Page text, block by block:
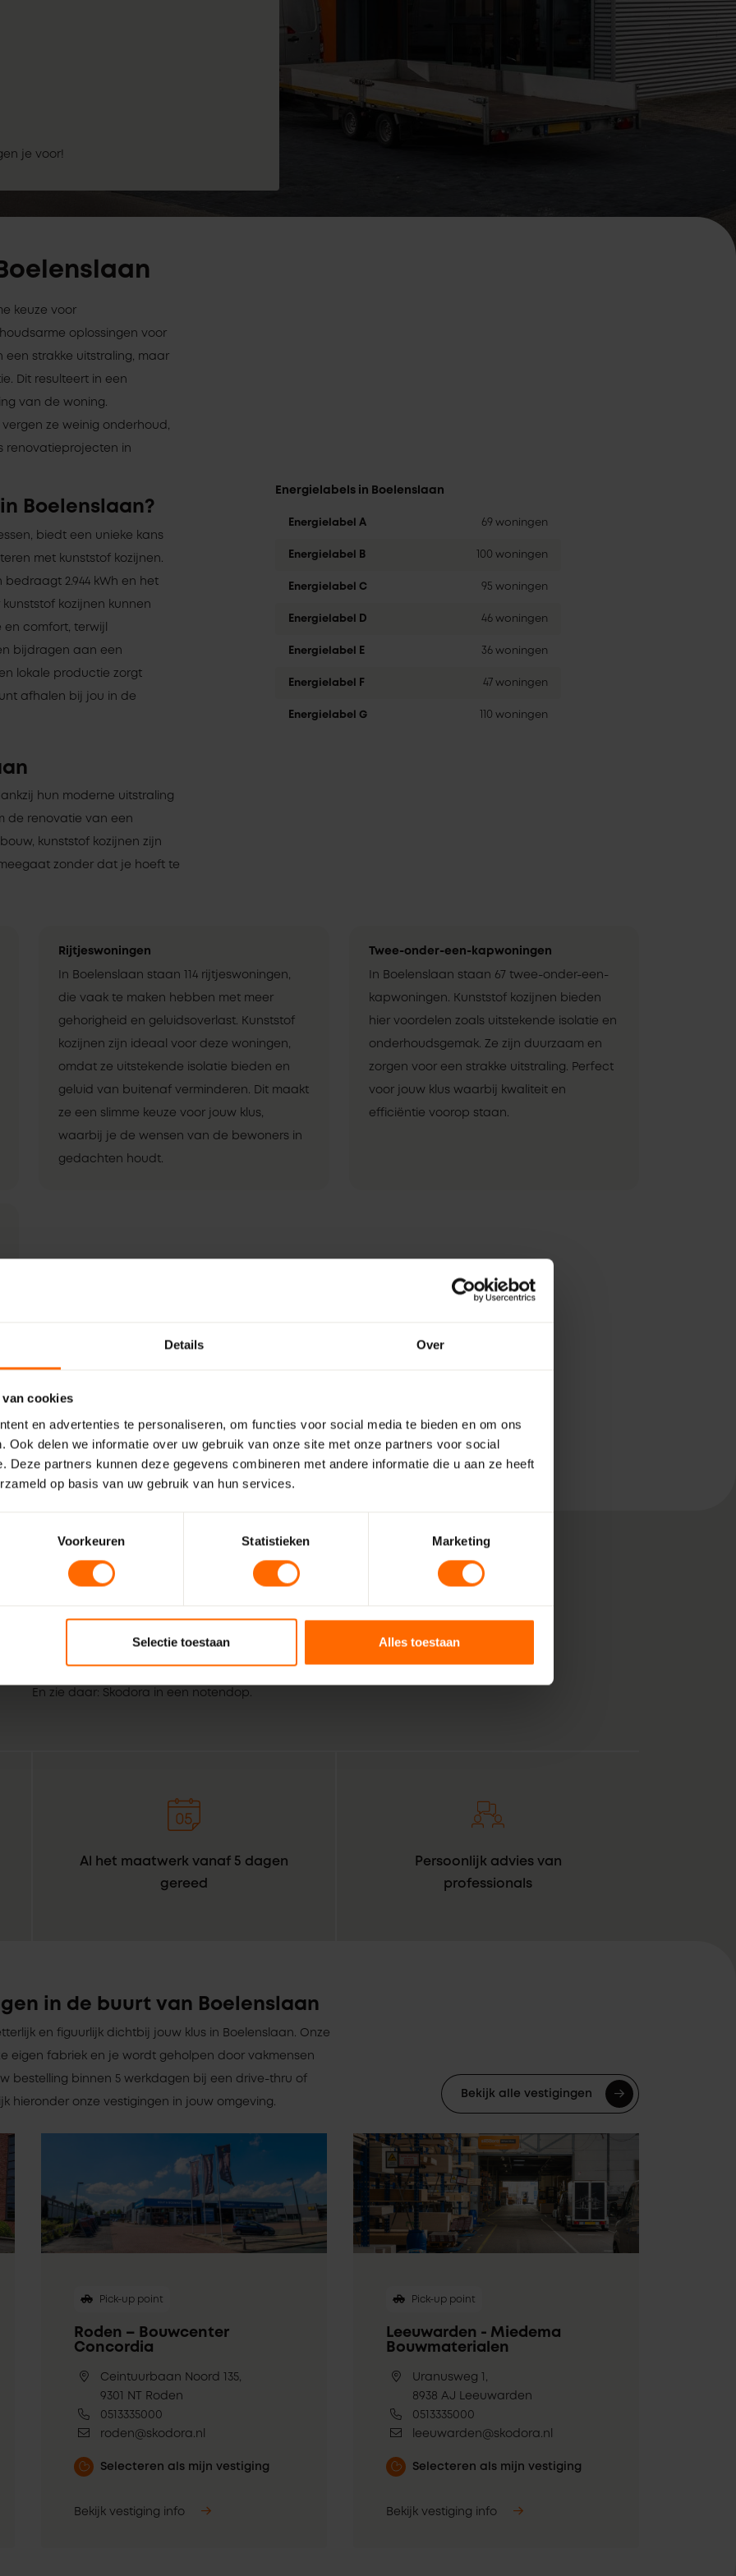
Details Over
van cookies
en advertenties te personaliseren, om functies voor social media te bieden en om ons
Ook delen we informatie over uw gebruik van onze site met onze partners voor social
Deze partners kunnen deze gegevens combineren met andere informatie die u aan ze heeft
op basis van uw gebruik van hun services.
Voorkeuren Statistieken Marketing
Selectie toestaan Alles toestaan
je voor!
keuze voor
oplossingen voor
een strakke uitstraling, maar
Dit resulteert in een
van de woning.
ze weinig onderhoud,
renovatieprojecten in
Boelenslaan?
biedt een unieke kans
met kunststof kozijnen.
2.944 kWh en het
kunststof kozijnen kunnen
comfort, terwijl
bijdragen aan een
lokale productie zorgt
afhalen bij jou in de
Energielabels in Boelenslaan
Energielabel A 69 woningen
Energielabel B 100 woningen
Energielabel C 95 woningen
Energielabel D 46 woningen
Energielabel E 36 woningen
Energielabel F 47 woningen
Energielabel G 110 woningen
hun moderne uitstraling
de renovatie van een
kunststof kozijnen zijn
zonder dat je hoeft te
Rijtjeswoningen
In Boelenslaan staan 114 rijtjeswoningen,
die vaak te maken hebben met meer
gehorigheid en geluidsoverlast. Kunststof
kozijnen zijn ideaal voor deze woningen,
omdat ze uitstekende isolatie bieden en
geluid van buitenaf verminderen. Dit maakt
ze een slimme keuze voor jouw klus,
waarbij je de wensen van de bewoners in
gedachten houdt.
Twee-onder-een-kapwoningen
In Boelenslaan staan 67 twee-onder-een-
kapwoningen. Kunststof kozijnen bieden
hier voordelen zoals uitstekende isolatie en
onderhoudsgemak. Ze zijn duurzaam en
zorgen voor een strakke uitstraling. Perfect
voor jouw klus waarbij kwaliteit en
efficiëntie voorop staan.
vakmensen. Echte professionals die weten wat het beste is voor jouw klus in
Boelenslaan. Combineer dat met de wil om het bestellen van kunststof
En zie daar: Skodora in een notendop.
Al het maatwerk vanaf 5 dagen
gereed
Persoonlijk advies van
professionals
in de buurt van Boelenslaan
en figuurlijk dichtbij jouw klus in Boelenslaan. Onze
eigen fabriek en je wordt geholpen door vakmensen
bestelling binnen 5 werkdagen bij een drive-thru of
hieronder onze vestigingen in jouw omgeving.
Bekijk alle vestigingen
Pick-up point
Roden – Bouwcenter
Concordia
Ceintuurbaan Noord 135,
9301 NT Roden
0513335000
roden@skodora.nl
Selecteren als mijn vestiging
Bekijk vestiging info
Pick-up point
Leeuwarden - Miedema
Bouwmaterialen
Uranusweg 1,
8938 AJ Leeuwarden
0513335000
leeuwarden@skodora.nl
Selecteren als mijn vestiging
Bekijk vestiging info